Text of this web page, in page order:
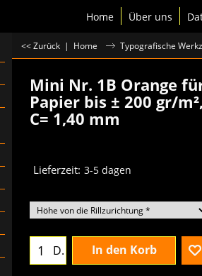
Home Über uns
<< Zurück | Home Typografische
Mini Nr. 1B Orange
Papier bis ± 200 gr/m²,
C= 1,40 mm
Lieferzeit: 3-5 dagen
D. In den Korb